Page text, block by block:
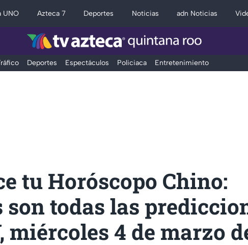
UNO Azteca 7 Deportes Noticias adn Noticias
Deportes Espectáculos Policiaca Entretenimiento
tu Horóscopo Chino:
son todas las
miércoles 4 de marzo